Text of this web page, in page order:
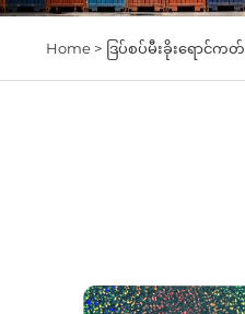
Home > ဒြပ်စပ်မီးခိုးရောင်ကတ်